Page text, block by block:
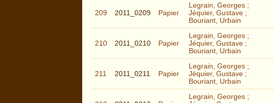
209 2011_0209 Papier
Legrain, Georges ;
Jéquier, Gustave ;
Bouriant, Urbain
210 2011_0210 Papier
Legrain, Georges ;
Jéquier, Gustave ;
Bouriant, Urbain
211 2011_0211 Papier
Legrain, Georges ;
Jéquier, Gustave ;
Bouriant, Urbain
Legrain, Georges ;